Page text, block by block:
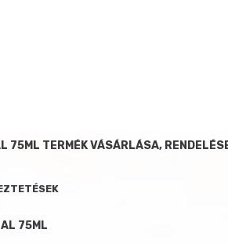
75ML TERMÉK VÁSÁRLÁSA,
75ML